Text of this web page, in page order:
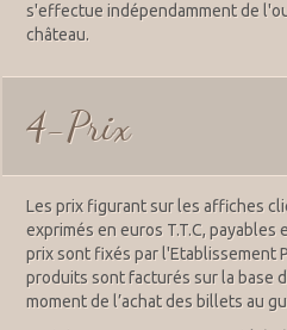
s'effectue indépendamment de
château.
4-Prix
Les prix figurant sur les affiches
exprimés en euros T.T.C,
prix sont fixés par l'Etablissement
produits sont facturés sur la base
moment de l’achat des billets au